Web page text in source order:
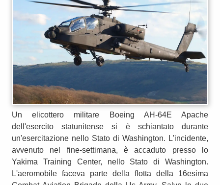
Un elicottero militare Boeing AH-64E Apache
dell'esercito statunitense si è schiantato durante
un'esercitazione nello Stato di Washington. L'incidente,
avvenuto nel fine-settimana, è accaduto presso lo
Yakima Training Center, nello Stato di Washington.
L'aeromobile faceva parte della flotta della 16esima